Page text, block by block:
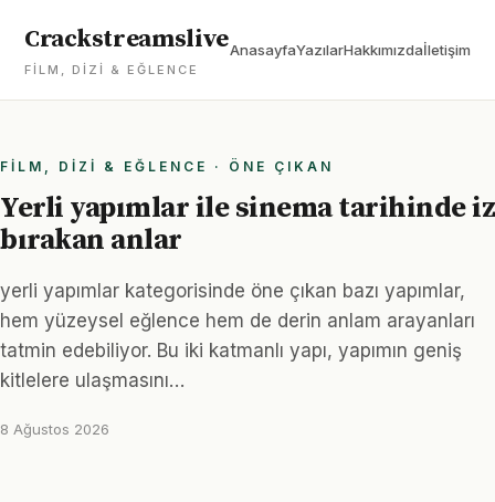
Crackstreamslive
FILM, DIZI & EĞLENCE
AnasayfaYazılarHakkımızdaİletişim
FILM, DIZI & EĞLENCE · ÖNE ÇIKAN
Yerli yapımlar ile sinema tarihinde iz
bırakan anlar
yerli yapımlar kategorisinde öne çıkan bazı yapımlar,
hem yüzeysel eğlence hem de derin anlam arayanları
tatmin edebiliyor. Bu iki katmanlı yapı, yapımın geniş
kitlelere ulaşmasını…
8 Ağustos 2026